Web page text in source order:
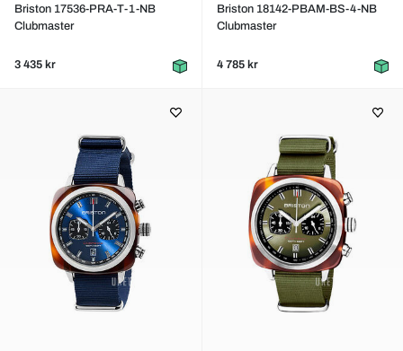
Briston 17536-PRA-T-1-NB
Clubmaster
3 435 kr
Briston 18142-PBAM-BS-4-NB
Clubmaster
4 785 kr